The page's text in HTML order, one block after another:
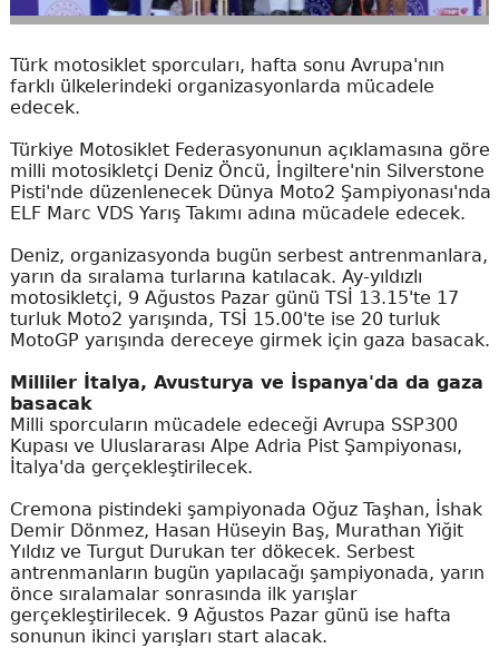
Türk motosiklet sporcuları, hafta sonu Avrupa'nın
farklı ülkelerindeki organizasyonlarda mücadele
edecek.
Türkiye Motosiklet Federasyonunun açıklamasına göre
milli motosikletçi Deniz Öncü, İngiltere'nin Silverstone
Pisti'nde düzenlenecek Dünya Moto2 Şampiyonası'nda
ELF Marc VDS Yarış Takımı adına mücadele edecek.
Deniz, organizasyonda bugün serbest antrenmanlara,
yarın da sıralama turlarına katılacak. Ay-yıldızlı
motosikletçi, 9 Ağustos Pazar günü TSİ 13.15'te 17
turluk Moto2 yarışında, TSİ 15.00'te ise 20 turluk
MotoGP yarışında dereceye girmek için gaza basacak.
Milliler İtalya, Avusturya ve İspanya'da da gaza
basacak
Milli sporcuların mücadele edeceği Avrupa SSP300
Kupası ve Uluslararası Alpe Adria Pist Şampiyonası,
İtalya'da gerçekleştirilecek.
Cremona pistindeki şampiyonada Oğuz Taşhan, İshak
Demir Dönmez, Hasan Hüseyin Baş, Murathan Yiğit
Yıldız ve Turgut Durukan ter dökecek. Serbest
antrenmanların bugün yapılacağı şampiyonada, yarın
önce sıralamalar sonrasında ilk yarışlar
gerçekleştirilecek. 9 Ağustos Pazar günü ise hafta
sonunun ikinci yarışları start alacak.